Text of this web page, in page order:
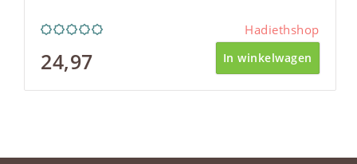
Hadiethshop
24,97 In winkelwagen